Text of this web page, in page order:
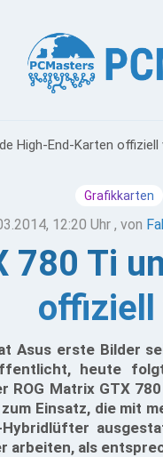
High-End-Karten
Grafikkarten
12:20 Uhr , von
780 Ti
Asus erste Bilder
heute
ROG Matrix GTX
Einsatz, die mit
Hybridlüfter
arbeiten, als